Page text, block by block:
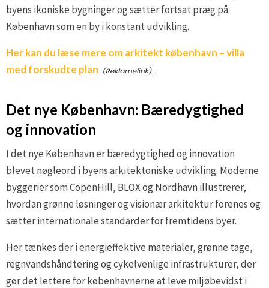
byens ikoniske bygninger og sætter fortsat præg på
København som en by i konstant udvikling.
Her kan du læse mere om arkitekt københavn – villa
med forskudte plan
.
Det nye København: Bæredygtighed
og innovation
I det nye København er bæredygtighed og innovation
blevet nøgleord i byens arkitektoniske udvikling. Moderne
byggerier som CopenHill, BLOX og Nordhavn illustrerer,
hvordan grønne løsninger og visionær arkitektur forenes og
sætter internationale standarder for fremtidens byer.
Her tænkes der i energieffektive materialer, grønne tage,
regnvandshåndtering og cykelvenlige infrastrukturer, der
gør det lettere for københavnerne at leve miljøbevidst i